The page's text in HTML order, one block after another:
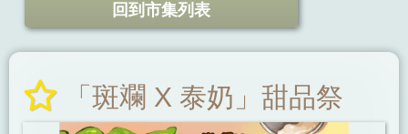
回到市集列表
「斑斕 X 泰奶」甜品祭